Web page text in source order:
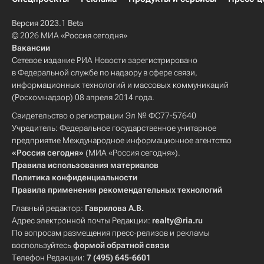
Версия 2023.1 Beta
© 2026 МИА «Россия сегодня»
Вакансии
Сетевое издание РИА Новости зарегистрировано
в Федеральной службе по надзору в сфере связи,
информационных технологий и массовых коммуникаций
(Роскомнадзор) 08 апреля 2014 года.
Свидетельство о регистрации Эл № ФС77-57640
Учредитель: Федеральное государственное унитарное
предприятие Международное информационное агентство
«Россия сегодня» (МИА «Россия сегодня»).
Правила использования материалов
Политика конфиденциальности
Правила применения рекомендательных технологий
Главный редактор: Гаврилова А.В.
Адрес электронной почты Редакции: realty@ria.ru
По вопросам размещения пресс-релизов и рекламы
воспользуйтесьформой обратной связи
Телефон Редакции: 7 (495) 645-6601